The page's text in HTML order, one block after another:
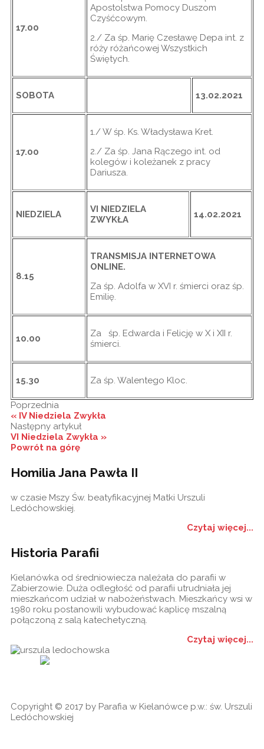
17.00
Apostolstwa Pomocy Duszom
Czyśćcowym.
2./ Za śp. Marię Czesławę Depa int. z
róży różańcowej Wszystkich
Świętych.
SOBOTA 13.02.2021
17.00
1./ W śp. Ks. Władysława Kret.
2./ Za śp. Jana Rączego int. od
kolegów i koleżanek z pracy
Dariusza.
NIEDZIELA
VI NIEDZIELA
ZWYKŁA
14.02.2021
8.15
TRANSMISJA INTERNETOWA
ONLINE.
Za śp. Adolfa w XVI r. śmierci oraz śp.
Emilię.
10.00
Za śp. Edwarda i Felicję w X i XII r.
śmierci.
15.30 Za śp. Walentego Kloc.
Poprzednia
« IV Niedziela Zwykła
Następny artykuł
VI Niedziela Zwykła »
Powrót na górę
Homilia Jana Pawła II
w czasie Mszy Św. beatyfikacyjnej Matki Urszuli
Ledóchowskiej.
Czytaj więcej...
Historia Parafii
Kielanówka od średniowiecza należała do parafii w
Zabierzowie. Duża odległość od parafii utrudniała jej
mieszkańcom udział w nabożeństwach. Mieszkańcy wsi w
1980 roku postanowili wybudować kaplicę mszalną
połączoną z salą katechetyczną.
Czytaj więcej...
Copyright © 2017 by Parafia w Kielanówce p.w.: św. Urszuli
Ledóchowskiej